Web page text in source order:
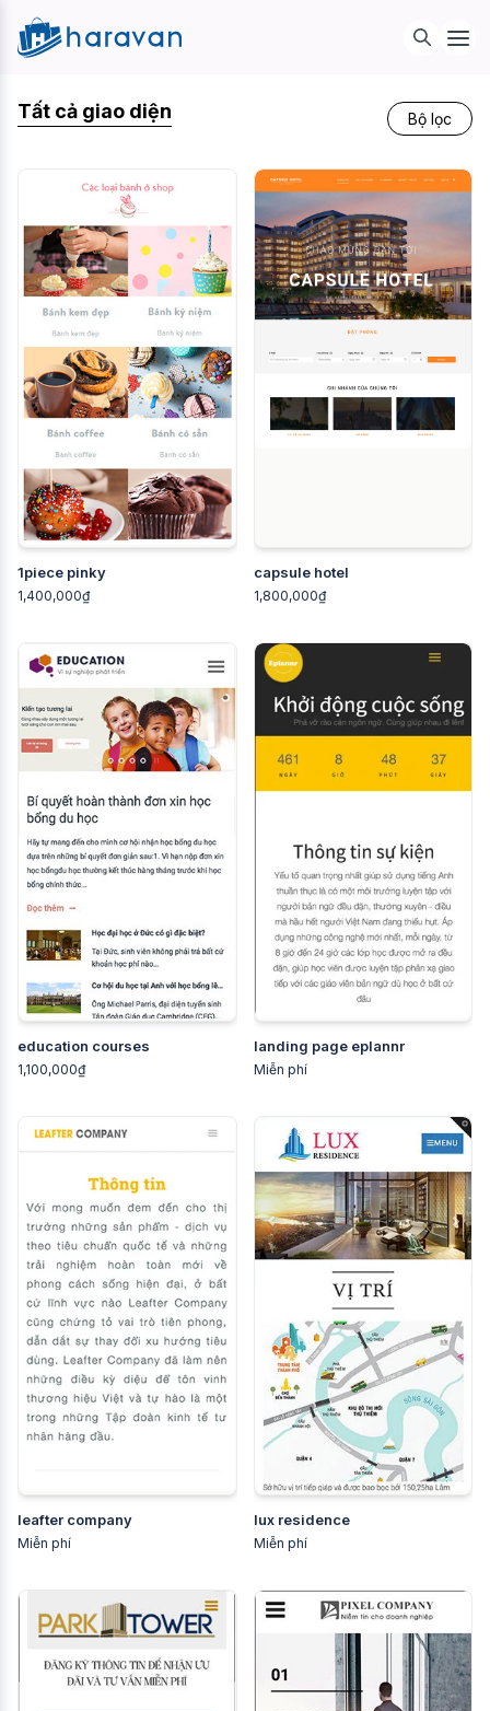
Tất cả giao diện Bộ lọc
1piece pinky
1,400,000₫
capsule hotel
1,800,000₫
education courses
1,100,000₫
landing page eplannr
Miễn phí
leafter company
Miễn phí
lux residence
Miễn phí